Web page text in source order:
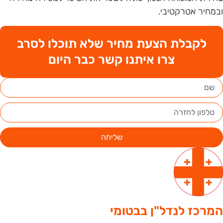
אטרקטיבי.
לקבלת הצעת מחיר שלא תוכלו לסרב
צרו איתנו קשר כבר היום
שליחה
לנדל"ן בבטומי